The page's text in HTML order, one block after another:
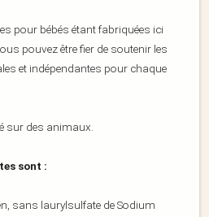
pour bébés étant fabriquées ici
pouvez être fier de soutenir les
et indépendantes pour chaque
sur des animaux.
sont :
sans laurylsulfate de Sodium